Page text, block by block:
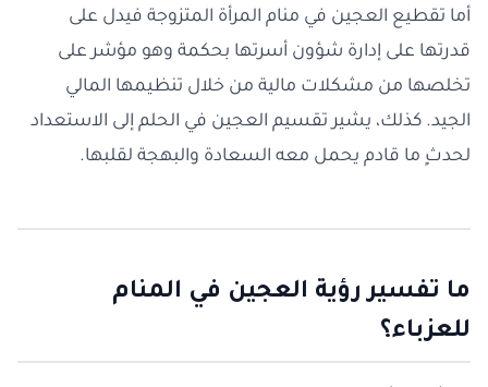
أما تقطيع العجين في منام المرأة المتزوجة فيدل على
قدرتها على إدارة شؤون أسرتها بحكمة وهو مؤشر على
تخلصها من مشكلات مالية من خلال تنظيمها المالي
الجيد. كذلك، يشير تقسيم العجين في الحلم إلى الاستعداد
لحدثٍ ما قادم يحمل معه السعادة والبهجة لقلبها.
ما تفسير رؤية العجين في المنام
للعزباء؟